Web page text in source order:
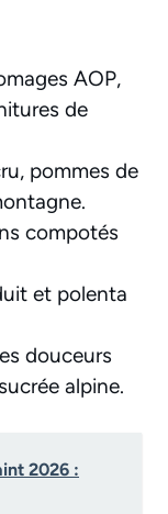
AOP,
de
pommes de
compotés
et polenta
douceurs
alpine.
2026 :